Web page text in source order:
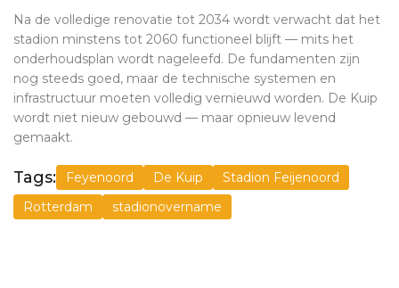
Na de volledige renovatie tot 2034 wordt verwacht dat het
stadion minstens tot 2060 functioneel blijft — mits het
onderhoudsplan wordt nageleefd. De fundamenten zijn
nog steeds goed, maar de technische systemen en
infrastructuur moeten volledig vernieuwd worden. De Kuip
wordt niet nieuw gebouwd — maar opnieuw levend
gemaakt.
Tags: Feyenoord De Kuip
Stadion Feijenoord
Rotterdam
stadionovername